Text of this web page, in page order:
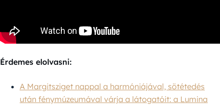
Érdemes elolvasni:
A Margitsziget nappal a harmóniájával, sötétedés
után fénymúzeumával várja a látogatóit: a Lumina